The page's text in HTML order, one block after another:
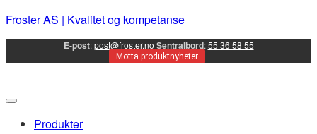
Froster AS | Kvalitet og kompetanse
E-post:post@froster.no Sentralbord:55 36 58 55
Motta produktnyheter
Produkter